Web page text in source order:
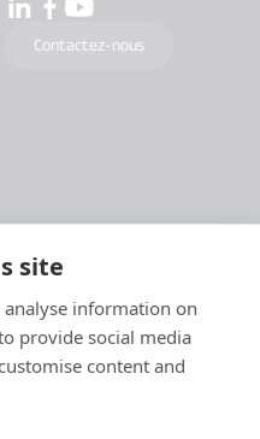
site
analyse information on
provide social media
content and
Contactez-nous